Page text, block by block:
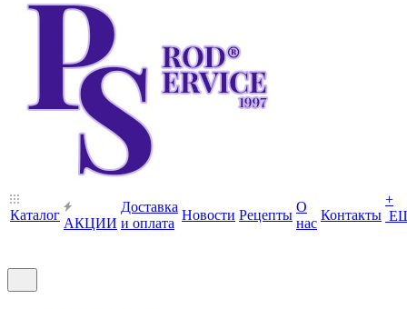
Каталог
АКЦИИ
Доставка
и оплата
Новости Рецепты
О
нас
Контакты
+